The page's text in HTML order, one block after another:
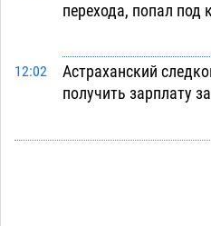
перехода, попал под
12:02
Астраханский
получить зарплату
Фаворитская ноша: